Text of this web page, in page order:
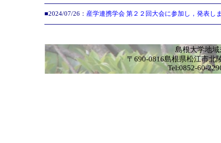
■2024/07/26： 産学連携学会 第２２回大会に参加し，発表し
島根大学地
〒690-0816島根県松江市北
Tel:0852-60-